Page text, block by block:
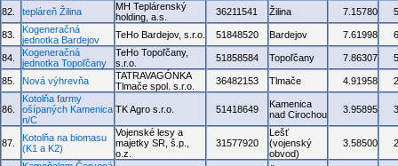
82. tepláreň Žilina
MH Teplárenský
holding, a.s.
36211541 Žilina 7.15780
83.
Kogeneračná
jednotka Bardejov
TeHo Bardejov, s.r.o. 51848520 Bardejov 7.61998
84.
Kogeneračná
jednotka Topoľčany
TeHo Topoľčany,
s.r.o.
51858584 Topoľčany 7.86307
85. Nová výhrevňa
TATRAVAGÓNKA
Tlmače spol. s.r.o.
36482153 Tlmače 4.91958
86.
Kotolňa farmy
ošípaných Kamenica
n/C
TK Agro s.r.o. 51418649
Kamenica
nad Cirochou
3.95895
87.
Kotolňa na biomasu
(K1 a K2)
Vojenské lesy a
majetky SR, š.p.,
o.z.
31577920
Lešť
(vojenský
obvod)
3.58500